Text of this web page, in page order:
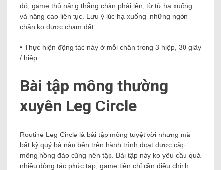
đó, game thủ nâng thẳng chân phải lên, từ từ hạ xuống
và nâng cao liên tục. Lưu ý lúc hạ xuống, những ngón
chân ko được chạm đất.
• Thực hiện động tác này ở mỗi chân trong 3 hiệp, 30 giây
/ hiệp.
Bài tập mông thường
xuyên Leg Circle
Routine Leg Circle là bài tập mông tuyệt vời nhưng mà
bất kỳ quý bà nào bên trên hành trình đoạt được cặp
mông hồng đào cũng nên tập. Bài tập này ko yêu cầu quá
nhiều động tác phức tạp, game tiên chỉ cần điều chỉnh